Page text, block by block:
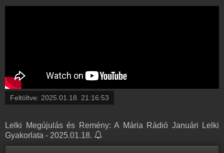
Feltöltve: 2025.01.18. 21:16:53
Lelki Megújulás és Remény: A Mária Rádió Januári Lelki
Gyakorlata - 2025.01.18.